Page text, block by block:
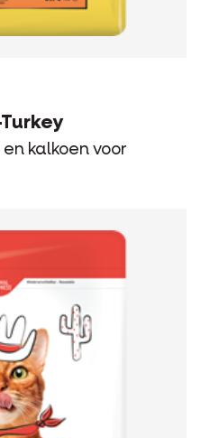
kalkoen voor